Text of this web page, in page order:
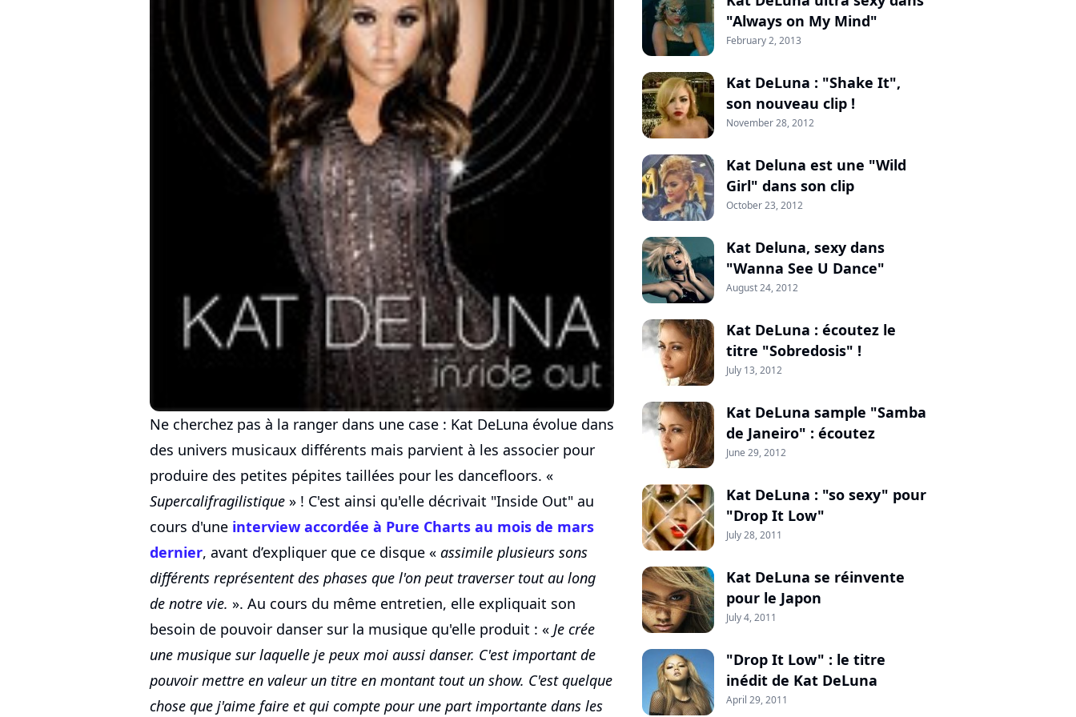
Ne cherchez pas à la ranger dans une case : Kat DeLuna évolue dans
des univers musicaux différents mais parvient à les associer pour
produire des petites pépites taillées pour les dancefloors. «
Supercalifragilistique » ! C'est ainsi qu'elle décrivait "Inside Out" au
cours d'une interview accordée à Pure Charts au mois de mars
dernier, avant d’expliquer que ce disque « assimile plusieurs sons
différents représentent des phases que l'on peut traverser tout au long
de notre vie. ». Au cours du même entretien, elle expliquait son
besoin de pouvoir danser sur la musique qu'elle produit : « Je crée
une musique sur laquelle je peux moi aussi danser. C'est important de
pouvoir mettre en valeur un titre en montant tout un show. C'est quelque
chose que j'aime faire et qui compte pour une part importante dans les
"Always on My Mind"
February 2, 2013
Kat DeLuna : "Shake It",
son nouveau clip !
November 28, 2012
Kat Deluna est une "Wild
Girl" dans son clip
October 23, 2012
Kat Deluna, sexy dans
"Wanna See U Dance"
August 24, 2012
Kat DeLuna : écoutez le
titre "Sobredosis" !
July 13, 2012
Kat DeLuna sample "Samba
de Janeiro" : écoutez
June 29, 2012
Kat DeLuna : "so sexy" pour
"Drop It Low"
July 28, 2011
Kat DeLuna se réinvente
pour le Japon
July 4, 2011
"Drop It Low" : le titre
inédit de Kat DeLuna
April 29, 2011